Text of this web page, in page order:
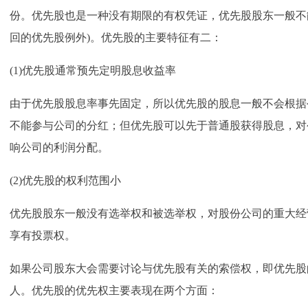
份。优先股也是一种没有期限的有权凭证，优先股股东一般
回的优先股例外)。优先股的主要特征有二：
(1)优先股通常预先定明股息收益率
由于优先股股息率事先固定，所以优先股的股息一般不会根
不能参与公司的分红；但优先股可以先于普通股获得股息，
响公司的利润分配。
(2)优先股的权利范围小
优先股股东一般没有选举权和被选举权，对股份公司的重大
享有投票权。
如果公司股东大会需要讨论与优先股有关的索偿权，即优先
人。优先股的优先权主要表现在两个方面：